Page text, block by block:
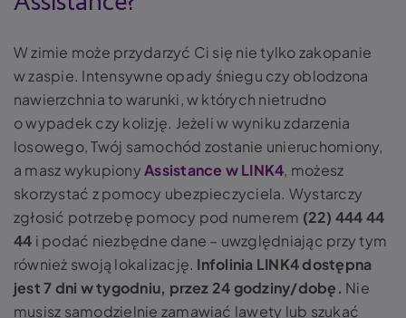
W zimie może przydarzyć Ci się nie tylko zakopanie
w zaspie. Intensywne opady śniegu czy oblodzona
nawierzchnia to warunki, w których nietrudno
o wypadek czy kolizję. Jeżeli w wyniku zdarzenia
losowego, Twój samochód zostanie unieruchomiony,
a masz wykupionyAssistance w LINK4, możesz
skorzystać z pomocy ubezpieczyciela. Wystarczy
zgłosić potrzebę pomocy pod numerem (22) 444 44
44 i podać niezbędne dane – uwzględniając przy tym
również swoją lokalizację. Infolinia LINK4 dostępna
jest 7 dni w tygodniu, przez 24 godziny/dobę. Nie
musisz samodzielnie zamawiać lawety lub szukać